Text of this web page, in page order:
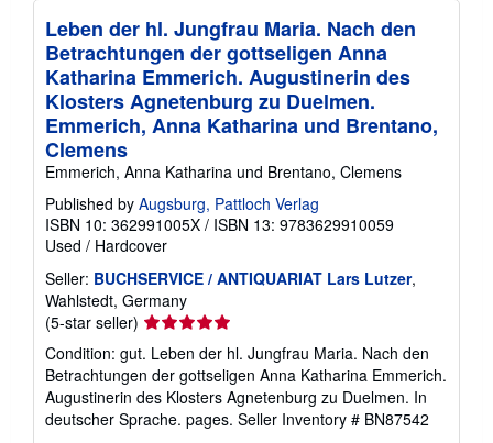
Leben der hl. Jungfrau Maria. Nach den
Betrachtungen der gottseligen Anna
Katharina Emmerich. Augustinerin des
Klosters Agnetenburg zu Duelmen.
Emmerich, Anna Katharina und Brentano,
Clemens
Emmerich, Anna Katharina und Brentano, Clemens
Published by Augsburg, Pattloch Verlag
ISBN 10: 362991005X / ISBN 13: 9783629910059
Used / Hardcover
Seller: BUCHSERVICE / ANTIQUARIAT Lars Lutzer,
Wahlstedt, Germany
(5-star seller) Seller
rating
5
out
of
5
Condition: gut. Leben der hl. Jungfrau Maria. Nach den
Betrachtungen der gottseligen Anna Katharina Emmerich.
Augustinerin des Klosters Agnetenburg zu Duelmen. In
deutscher Sprache. pages. Seller Inventory # BN87542